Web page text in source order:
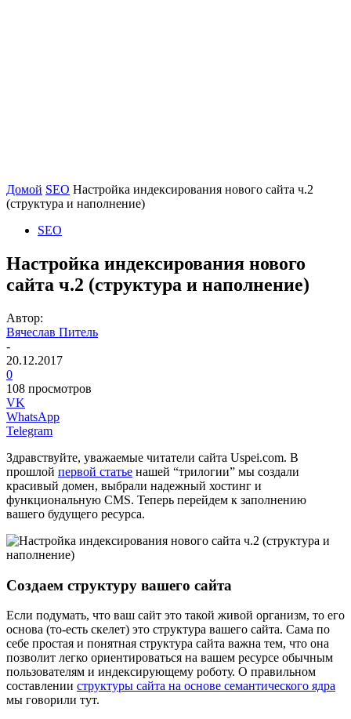
Домой SEO Настройка индексирования нового сайта ч.2
(структура и наполнение)
SEO
Настройка индексирования нового
сайта ч.2 (структура и наполнение)
Автор:
Вячеслав Питель
-
20.12.2017
0
108 просмотров
VK
WhatsApp
Telegram
Здравствуйте, уважаемые читатели сайта Uspei.com. В
прошлой первой статье нашей “трилогии” мы создали
красивый домен, выбрали надежный хостинг и
функциональную CMS. Теперь перейдем к заполнению
вашего будущего ресурса.
Создаем структуру вашего сайта
Если подумать, что ваш сайт это такой живой организм, то его
основа (то-есть скелет) это структура вашего сайта. Сама по
себе простая и понятная структура сайта важна тем, что она
позволит легко ориентироваться на вашем ресурсе обычным
пользователям и индексирующему роботу. О правильном
составлении структуры сайта на основе семантического ядра
мы говорили тут.